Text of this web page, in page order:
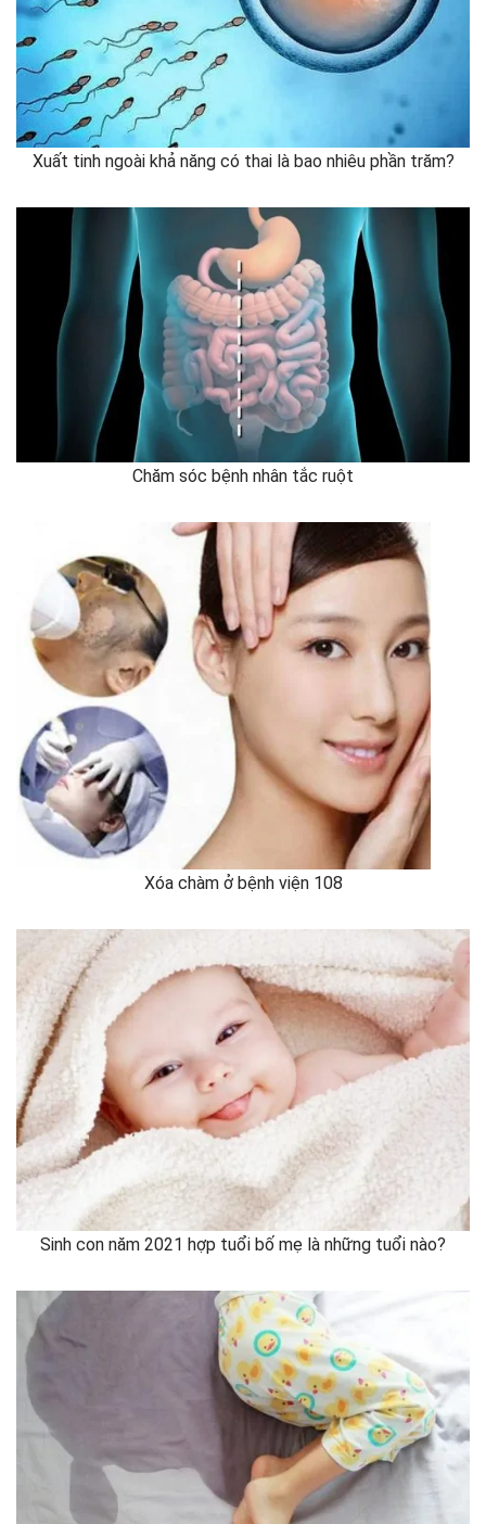
Xuất tinh ngoài khả năng có thai là bao nhiêu phần trăm?
Chăm sóc bệnh nhân tắc ruột
Xóa chàm ở bệnh viện 108
Sinh con năm 2021 hợp tuổi bố mẹ là những tuổi nào?